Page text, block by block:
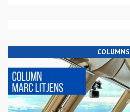
COLUMNS